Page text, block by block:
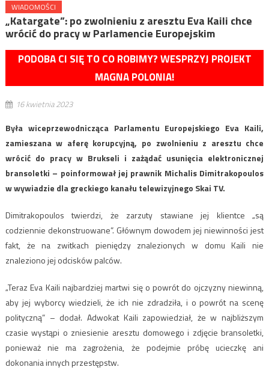
WIADOMOŚCI
„Katargate”: po zwolnieniu z aresztu Eva Kaili chce
wrócić do pracy w Parlamencie Europejskim
PODOBA CI SIĘ TO CO ROBIMY? WESPRZYJ PROJEKT
MAGNA POLONIA!
16 kwietnia 2023
Była wiceprzewodnicząca Parlamentu Europejskiego Eva Kaili,
zamieszana w aferę korupcyjną, po zwolnieniu z aresztu chce
wrócić do pracy w Brukseli i zażądać usunięcia elektronicznej
bransoletki – poinformował jej prawnik Michalis Dimitrakopoulos
w wywiadzie dla greckiego kanału telewizyjnego Skai TV.
Dimitrakopoulos twierdzi, że zarzuty stawiane jej klientce „są
codziennie dekonstruowane”. Głównym dowodem jej niewinności jest
fakt, że na zwitkach pieniędzy znalezionych w domu Kaili nie
znaleziono jej odcisków palców.
„Teraz Eva Kaili najbardziej martwi się o powrót do ojczyzny niewinną,
aby jej wyborcy wiedzieli, że ich nie zdradziła, i o powrót na scenę
polityczną” – dodał. Adwokat Kaili zapowiedział, że w najbliższym
czasie wystąpi o zniesienie aresztu domowego i zdjęcie bransoletki,
ponieważ nie ma zagrożenia, że podejmie próbę ucieczkę ani
dokonania innych przestępstw.